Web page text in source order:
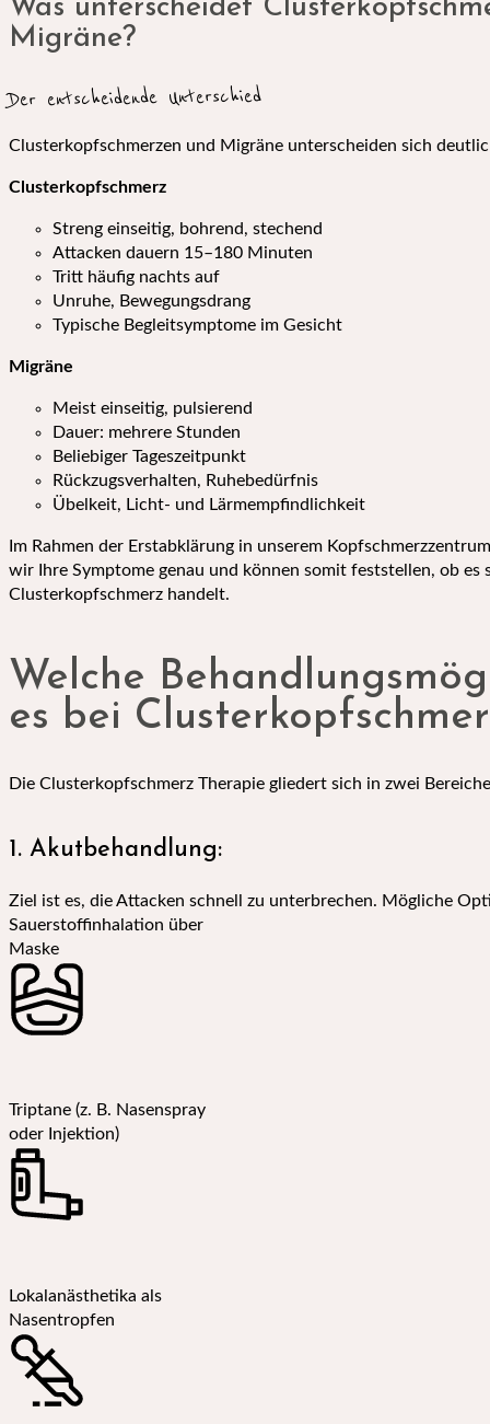
Was unterscheidet
Migräne?
Der entscheidende Unterschied
Clusterkopfschmerzen und Migräne unterscheiden sich
Clusterkopfschmerz
Streng einseitig, bohrend, stechend
Attacken dauern 15–180 Minuten
Tritt häufig nachts auf
Unruhe, Bewegungsdrang
Typische Begleitsymptome im Gesicht
Migräne
Meist einseitig, pulsierend
Dauer: mehrere Stunden
Beliebiger Tageszeitpunkt
Rückzugsverhalten, Ruhebedürfnis
Übelkeit, Licht- und Lärmempfindlichkeit
Im Rahmen der Erstabklärung in unserem
wir Ihre Symptome genau und können somit feststellen, ob es
Clusterkopfschmerz handelt.
Welche
es bei
Die Clusterkopfschmerz Therapie gliedert sich in zwei
1. Akutbehandlung:
Ziel ist es, die Attacken schnell zu unterbrechen. Mögliche
Sauerstoffinhalation über
Maske
Triptane (z. B. Nasenspray
oder Injektion)
Lokalanästhetika als
Nasentropfen